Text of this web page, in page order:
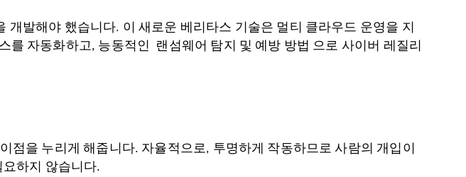
발해야 했습니다. 이 새로운 베리타스 기술은 멀티 클라우드 운영을 지
자동화하고, 능동적인 랜섬웨어 탐지 및 예방 방법 으로 사이버 레질리
점을 누리게 해줍니다. 자율적으로, 투명하게 작동하므로 사람의 개입이
하지 않습니다.